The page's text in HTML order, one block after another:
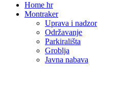
Home hr
Montraker
Uprava i nadzor
Održavanje
Parkirališta
Groblja
Javna nabava